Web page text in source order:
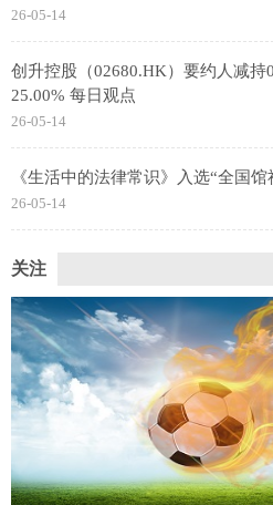
26-05-14
创升控股（02680.HK）要约人减持
25.00% 每日观点
26-05-14
《生活中的法律常识》入选“全国
26-05-14
关注